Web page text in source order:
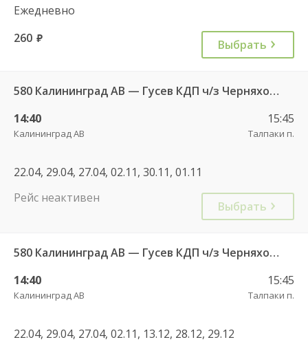
Ежедневно
260 руб. Выбрать
580 Калининград АВ — Гусев КДП ч/з Черняховск АС
14:40
Калининград АВ
15:45
Талпаки п.
22.04, 29.04, 27.04, 02.11, 30.11, 01.11
Рейс неактивен
Выбрать
580 Калининград АВ — Гусев КДП ч/з Черняховск АС
14:40
Калининград АВ
15:45
Талпаки п.
22.04, 29.04, 27.04, 02.11, 13.12, 28.12, 29.12